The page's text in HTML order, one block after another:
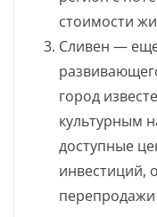
стоимости
Сливен —
город
культурным
доступные
инвестиций,